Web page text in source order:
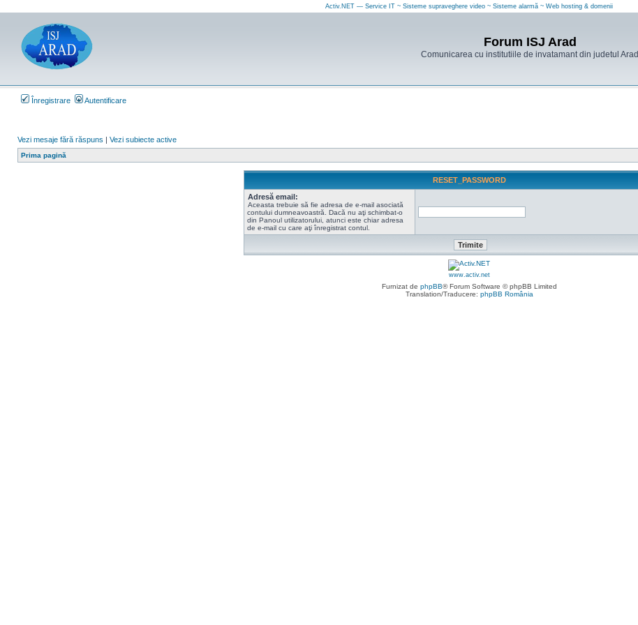
Activ.NET — Service IT ~ Sisteme supraveghere video ~ Sisteme alarmă ~ Web hosting & domenii
Forum ISJ Arad
Comunicarea cu institutiile de invatamant din judetul Arad
Înregistrare Autentificare
Vezi mesaje fără răspuns | Vezi subiecte active
Prima pagină
RESET_PASSWORD
Adresă email:
Aceasta trebuie să fie adresa de e-mail asociată
contului dumneavoastră. Dacă nu aţi schimbat-o
din Panoul utilizatorului, atunci este chiar adresa
de e-mail cu care aţi înregistrat contul.
www.activ.net
Furnizat de phpBB® Forum Software © phpBB Limited
Translation/Traducere: phpBB România